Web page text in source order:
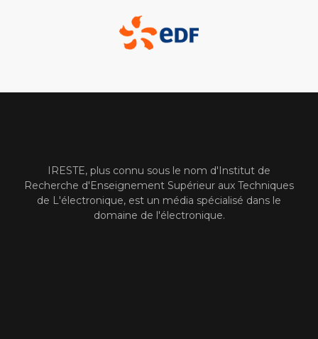
IRESTE, plus connu sous le nom d'Institut de
Recherche d'Enseignement Supérieur aux Techniques
de L'électronique, est un média spécialisé dans le
domaine de l'électronique.